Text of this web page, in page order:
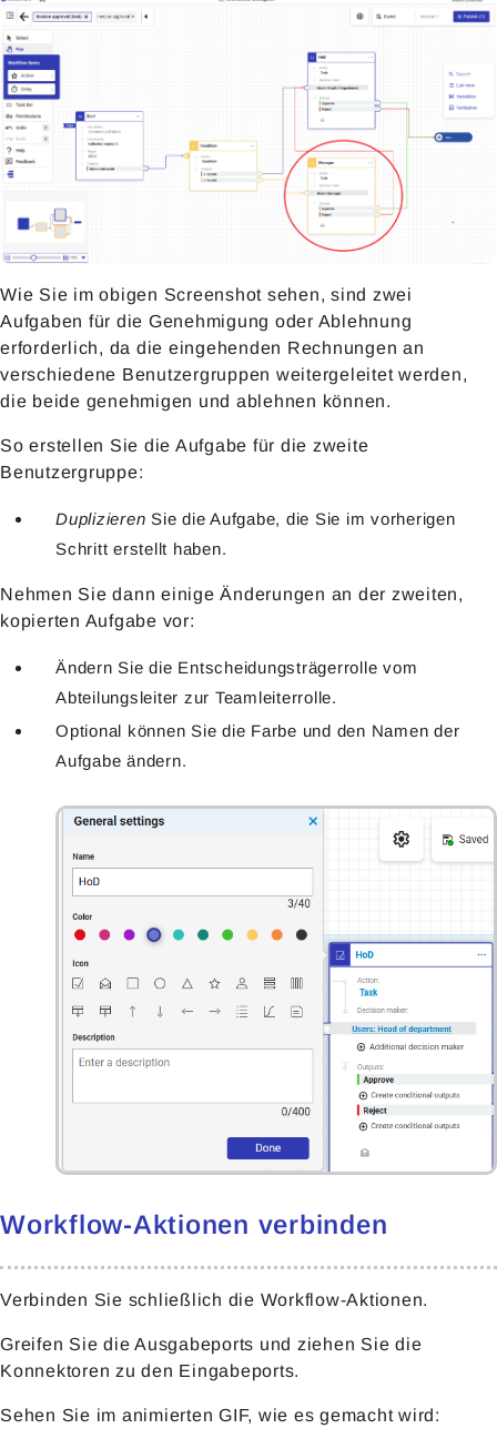
Wie Sie im obigen Screenshot sehen, sind zwei
Aufgaben für die Genehmigung oder Ablehnung
erforderlich, da die eingehenden Rechnungen an
verschiedene Benutzergruppen weitergeleitet werden,
die beide genehmigen und ablehnen können.
So erstellen Sie die Aufgabe für die zweite
Benutzergruppe:
Duplizieren Sie die Aufgabe, die Sie im vorherigen
Schritt erstellt haben.
Nehmen Sie dann einige Änderungen an der zweiten,
kopierten Aufgabe vor:
Ändern Sie die Entscheidungsträgerrolle vom
Abteilungsleiter zur Teamleiterrolle.
Optional können Sie die Farbe und den Namen der
Aufgabe ändern.
Workflow-Aktionen verbinden
Verbinden Sie schließlich die Workflow-Aktionen.
Greifen Sie die Ausgabeports und ziehen Sie die
Konnektoren zu den Eingabeports.
Sehen Sie im animierten GIF, wie es gemacht wird: